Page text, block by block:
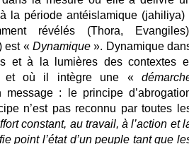
la période antéislamique (jahiliya)
révélés (Thora,
est «Dynamique ». Dynamique
et à la lumières des contextes
et où il intègre une «
message : le principe
n’est pas reconnu par toutes
constant, au travail, à l’action et
point l’état d’un peuple tant que